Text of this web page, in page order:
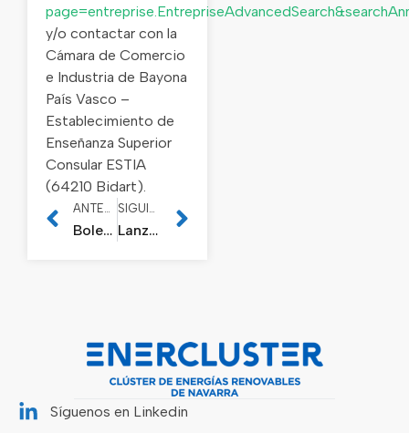
y/o contactar con la
Cámara de Comercio
e Industria de Bayona
País Vasco –
Establecimiento de
Enseñanza Superior
Consular ESTIA
(64210 Bidart).
ANTERIOR
Boletin ENERCLUSTER Febrero 2020
SIGUIENTE
Lanzamiento PROYECTO EKATE para la gestión del autoconsumo de energía solar
Síguenos en Linkedin